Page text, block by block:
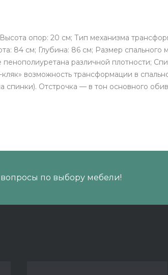
опор: 20 см; Тип механизма
см; Глубина: 86 см; Размер спального
различной плотности;
возможность трансформации в
Отстрочка — в тон основного
по выбору мебели!